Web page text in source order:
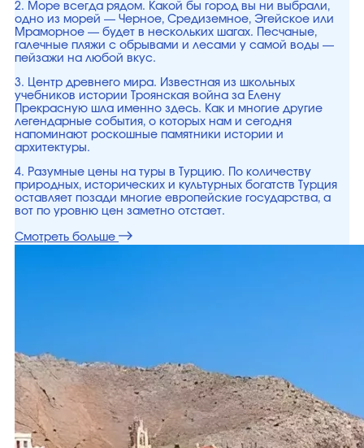
2. Море всегда рядом. Какой бы город вы ни выбрали,
одно из морей — Черное, Средиземное, Эгейское или
Мраморное — будет в нескольких шагах. Песчаные,
галечные пляжи с обрывами и лесами у самой воды —
пейзажи на любой вкус.
3. Центр древнего мира. Известная из школьных
учебников истории Троянская война за Елену
Прекрасную шла именно здесь. Как и многие другие
легендарные события, о которых нам и сегодня
напоминают роскошные памятники истории и
архитектуры.
4. Разумные цены на туры в Турцию. По количеству
природных, исторических и культурных богатств Турция
оставляет позади многие европейские государства, а
вот по уровню цен заметно отстает.
Смотреть больше